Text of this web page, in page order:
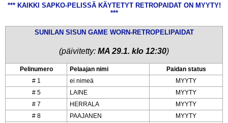
*** KAIKKI SAPKO-PELISSÄ KÄYTETYT RETROPAIDAT ON MYYTY!
***
SUNILAN SISUN GAME WORN-RETROPELIPAIDAT
(päivitetty: MA 29.1. klo 12:30)
Pelinumero Pelaajan nimi
Paidan status
# 1
ei nimeä
MYYTY
# 5
LAINE
MYYTY
# 7
HERRALA
MYYTY
# 8
PAAJANEN
MYYTY